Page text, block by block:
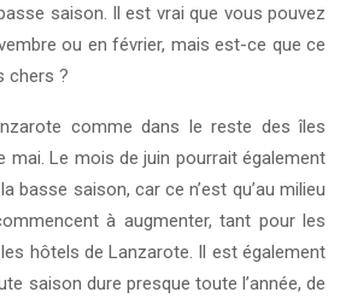
saison. Il est vrai que vous pouvez
ou en février, mais est-ce que ce
chers ?
comme dans le reste des îles
mai. Le mois de juin pourrait également
basse saison, car ce n’est qu’au milieu
à augmenter, tant pour les
hôtels de Lanzarote. Il est également
saison dure presque toute l’année, de